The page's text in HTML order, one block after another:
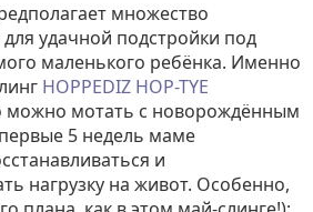
множество
удачной подстройки под
маленького ребёнка. Именно
HOPPEDIZ HOP-TYE
можно мотать с новорождённым
5 недель маме
и
нагрузку на живот. Особенно,